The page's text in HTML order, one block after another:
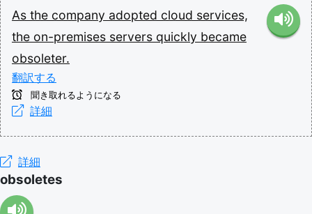
As the company adopted cloud services,
the on-premises servers quickly became
obsoleter.
翻訳する
聞き取れるようになる
詳細
詳細
obsoletes